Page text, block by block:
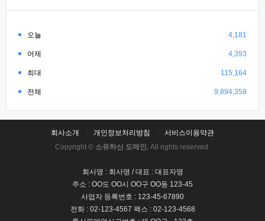
오늘 4,181
어제 4,393
최대 115,164
전체 9,894,358
회사소개 개인정보처리방침
서비스이용약관
Copyright © 소유하신 도메인. All rights reserved.
회사명 : 회사명 / 대표 : 대표자명
주소 : OO도 OO시 OO구 OO동 123-45
사업자 등록번호 : 123-45-67890
전화 : 02-123-4567 팩스 : 02-123-4568